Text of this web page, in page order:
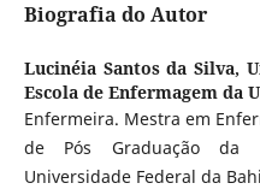
Biografia do Autor
Lucinéia Santos da Silva,
Escola de Enfermagem da
Enfermeira. Mestra em
de Pós Graduação da
Universidade Federal da